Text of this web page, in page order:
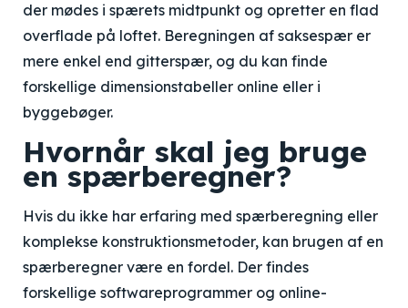
der mødes i spærets midtpunkt og opretter en flad
overflade på loftet. Beregningen af saksespær er
mere enkel end gitterspær, og du kan finde
forskellige dimensionstabeller online eller i
byggebøger.
Hvornår skal jeg bruge
en spærberegner?
Hvis du ikke har erfaring med spærberegning eller
komplekse konstruktionsmetoder, kan brugen af en
spærberegner være en fordel. Der findes
forskellige softwareprogrammer og online-